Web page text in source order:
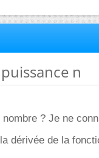
n
? Je ne
dérivée de la